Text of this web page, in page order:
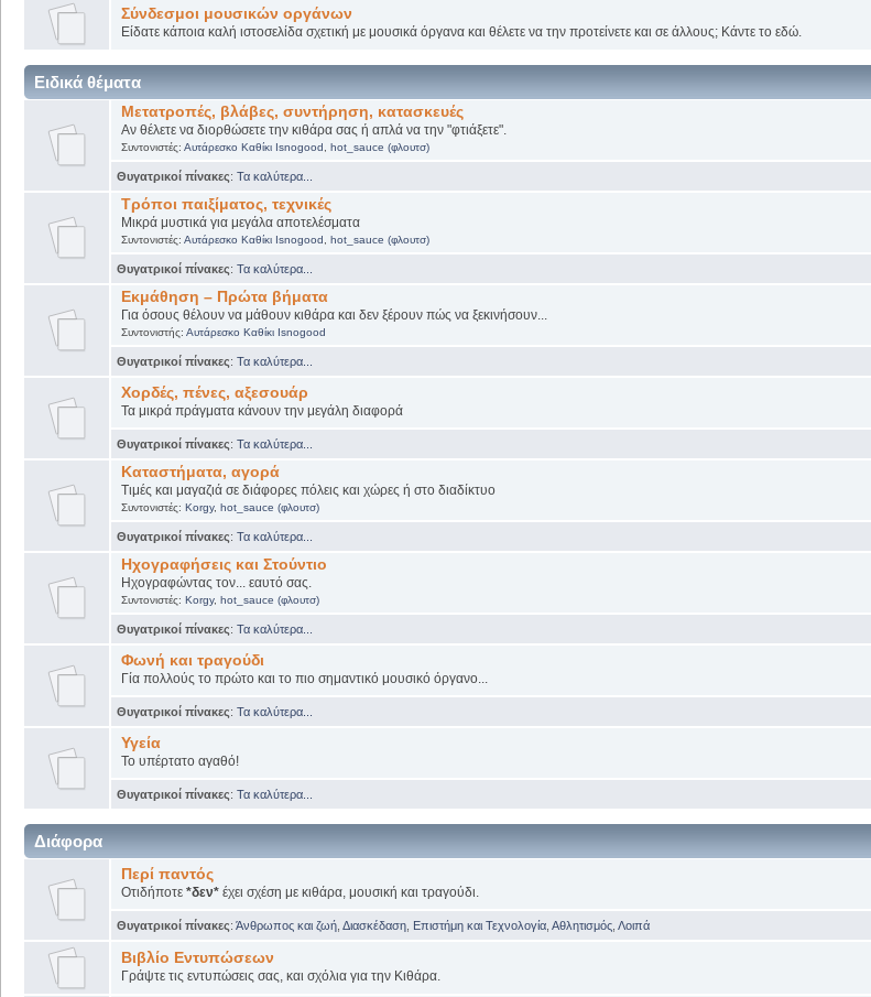
Σύνδεσμοι μουσικών οργάνων
Είδατε κάποια καλή ιστοσελίδα σχετική με μουσικά όργανα και θέλετε να την προτείνετε και σε άλλους; Κάντε το εδώ.
Ειδικά θέματα
Μετατροπές, βλάβες, συντήρηση, κατασκευές
Αν θέλετε να διορθώσετε την κιθάρα σας ή απλά να την "φτιάξετε".
Συντονιστές: Αυτάρεσκο Καθίκι Isnogood hot_sauce (φλουτσ)
Θυγατρικοί πίνακες: Τα καλύτερα...
Τρόποι παιξίματος, τεχνικές
Μικρά μυστικά για μεγάλα αποτελέσματα
Συντονιστές: Αυτάρεσκο Καθίκι Isnogood hot_sauce (φλουτσ)
Θυγατρικοί πίνακες: Τα καλύτερα...
Εκμάθηση – Πρώτα βήματα
Για όσους θέλουν να μάθουν κιθάρα και δεν ξέρουν πώς να ξεκινήσουν...
Συντονιστής: Αυτάρεσκο Καθίκι Isnogood
Θυγατρικοί πίνακες: Τα καλύτερα...
Χορδές, πένες, αξεσουάρ
Τα μικρά πράγματα κάνουν την μεγάλη διαφορά
Θυγατρικοί πίνακες: Τα καλύτερα...
Καταστήματα, αγορά
Τιμές και μαγαζιά σε διάφορες πόλεις και χώρες ή στο διαδίκτυο
Συντονιστές: Korgy, hot_sauce (φλουτσ)
Θυγατρικοί πίνακες: Τα καλύτερα...
Ηχογραφήσεις και Στούντιο
Ηχογραφώντας τον... εαυτό σας.
Συντονιστές: Korgy, hot_sauce (φλουτσ)
Θυγατρικοί πίνακες: Τα καλύτερα...
Φωνή και τραγούδι
Γία πολλούς το πρώτο και το πιο σημαντικό μουσικό όργανο...
Θυγατρικοί πίνακες: Τα καλύτερα...
Υγεία
Το υπέρτατο αγαθό!
Θυγατρικοί πίνακες: Τα καλύτερα...
Διάφορα
Περί παντός
Οτιδήποτε *δεν*έχει σχέση με κιθάρα, μουσική και τραγούδι.
Θυγατρικοί πίνακες: Άνθρωπος και ζωή Διασκέδαση Επιστήμη και Τεχνολογία Αθλητισμός Λοιπά
Βιβλίο Εντυπώσεων
Γράψτε τις εντυπώσεις σας, και σχόλια για την Κιθάρα.